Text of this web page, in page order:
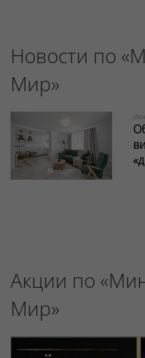
Новости по
Мир»
Акции по
Мир»